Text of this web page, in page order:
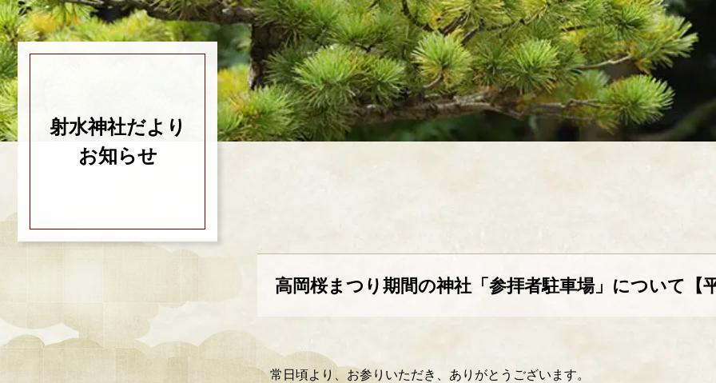
射水神社だより
お知らせ
高岡桜まつり期間の神社「参拝者駐車場」について【
常日頃より、お参りいただき、ありがとうございます。